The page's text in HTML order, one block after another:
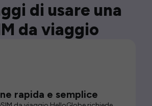
di usare una
da viaggio
rapida e semplice